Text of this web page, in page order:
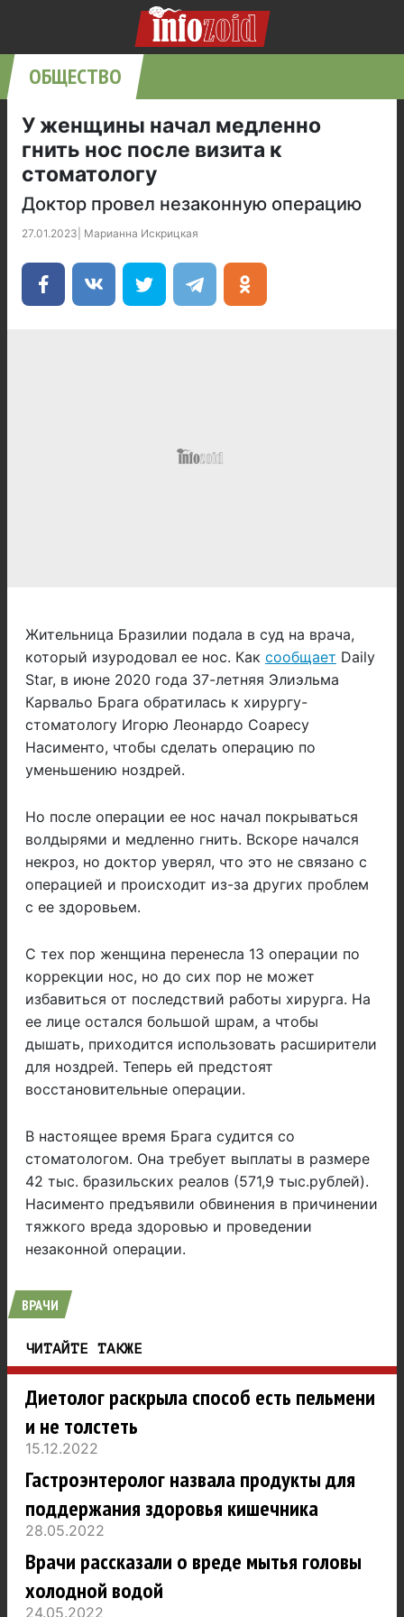
ОБЩЕСТВО
У женщины начал медленно
гнить нос после визита к
стоматологу
Доктор провел незаконную операцию
27.01.2023 Марианна Искрицкая
Жительница Бразилии подала в суд на врача,
который изуродовал ее нос. Как сообщает Daily
Star, в июне 2020 года 37-летняя Элиэльма
Карвальо Брага обратилась к хирургу-
стоматологу Игорю Леонардо Соаресу
Насименто, чтобы сделать операцию по
уменьшению ноздрей.
Но после операции ее нос начал покрываться
волдырями и медленно гнить. Вскоре начался
некроз, но доктор уверял, что это не связано с
операцией и происходит из-за других проблем
с ее здоровьем.
С тех пор женщина перенесла 13 операции по
коррекции нос, но до сих пор не может
избавиться от последствий работы хирурга. На
ее лице остался большой шрам, а чтобы
дышать, приходится использовать расширители
для ноздрей. Теперь ей предстоят
восстановительные операции.
В настоящее время Брага судится со
стоматологом. Она требует выплаты в размере
42 тыс. бразильских реалов (571,9 тыс.рублей).
Насименто предъявили обвинения в причинении
тяжкого вреда здоровью и проведении
незаконной операции.
ВРАЧИ
ЧИТАЙТЕ ТАКЖЕ
Диетолог раскрыла способ есть пельмени
и не толстеть
15.12.2022
Гастроэнтеролог назвала продукты для
поддержания здоровья кишечника
28.05.2022
Врачи рассказали о вреде мытья головы
холодной водой
24.05.2022